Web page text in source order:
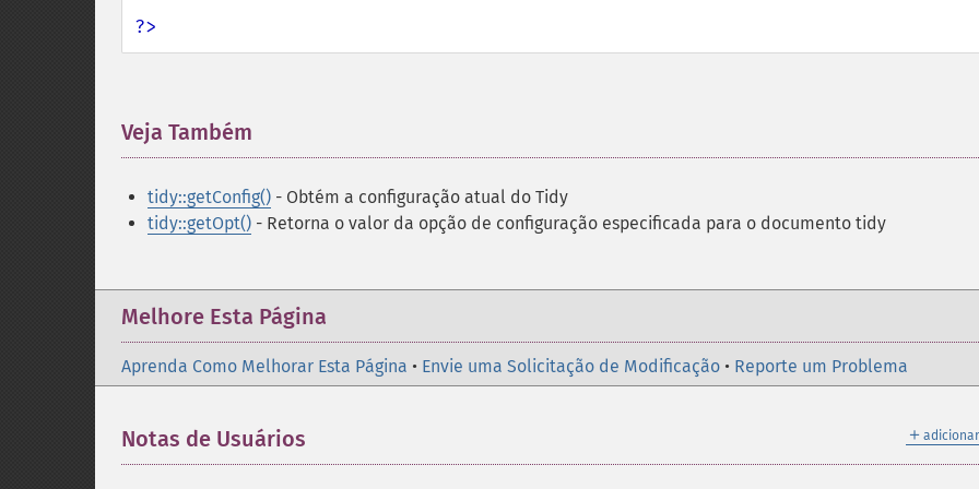
?>
Veja Também
tidy::getConfig() - Obtém a configuração atual do Tidy
tidy::getOpt() - Retorna o valor da opção de configuração especificada para o documento tidy
Melhore Esta Página
Aprenda Como Melhorar Esta Página • Envie uma Solicitação de Modificação • Reporte um Problema
＋
Notas de Usuários